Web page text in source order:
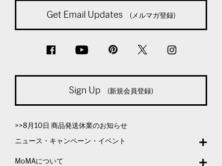
Get Email Updates (メルマガ登録)
Sign Up (新規会員登録)
>>8月10日 商品発送休業のお知らせ
ニュース・キャンペーン・イベント
MoMAについて